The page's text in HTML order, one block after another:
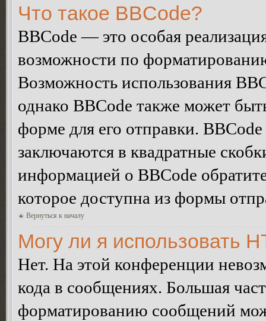
Что такое BBCode?
BBCode — это особая
возможности по
Возможность использования
однако BBCode также может
форме для его отправки.
заключаются в квадратные
информацией о BBCode
которое доступна из формы
Вернуться к началу
Могу ли я использовать
Нет. На этой конференции
кода в сообщениях. Большая
форматированию сообщений